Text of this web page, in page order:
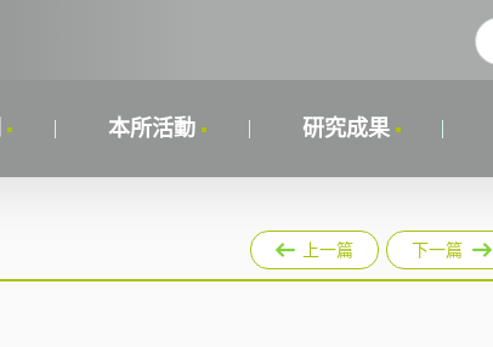
本所活動 研究成果
上一篇 下一篇